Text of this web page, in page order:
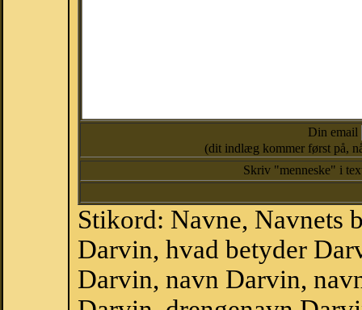
Din email
(dit indlæg kommer først på,
Skriv "menneske" i
Stikord: Navne, Navnets
Darvin, hvad betyder
Darvin, navn Darvin,